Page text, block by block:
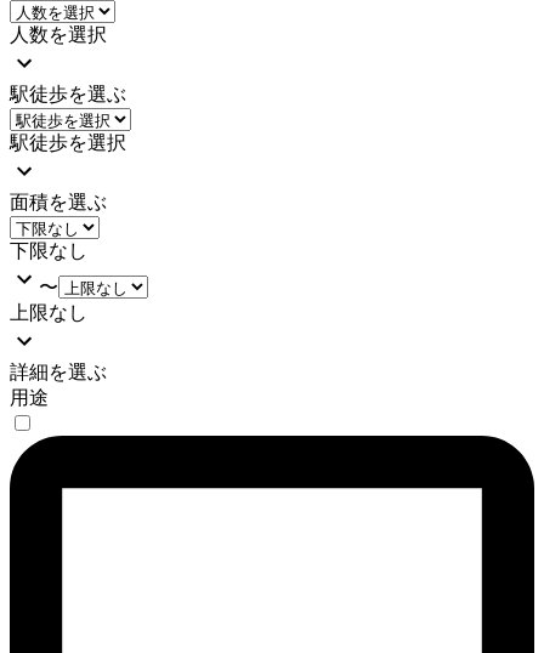
人数を選択
駅徒歩を選ぶ
駅徒歩を選択
面積を選ぶ
下限なし
〜
上限なし
詳細を選ぶ
用途